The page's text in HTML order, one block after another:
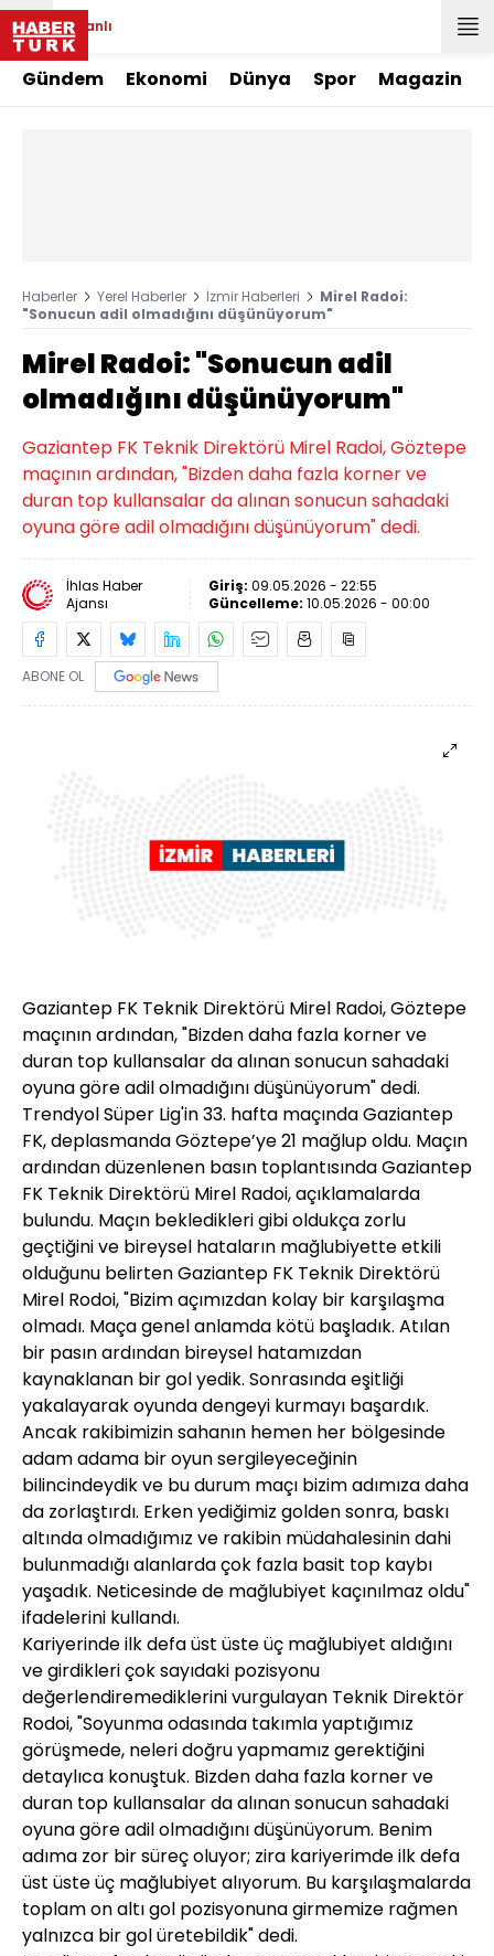
Canlı
Gündem Ekonomi Dünya Spor Magazin
Haberler Yerel Haberler İzmir Haberleri
Mirel Radoi:
"Sonucun adil olmadığını düşünüyorum"
Mirel Radoi: "Sonucun adil
olmadığını düşünüyorum"
Gaziantep FK Teknik Direktörü Mirel Radoi, Göztepe
maçının ardından, "Bizden daha fazla korner ve
duran top kullansalar da alınan sonucun sahadaki
oyuna göre adil olmadığını düşünüyorum" dedi.
İhlas Haber
Ajansı
Giriş: 09.05.2026 - 22:55
Güncelleme: 10.05.2026 - 00:00
ABONE OL
Gaziantep FK Teknik Direktörü Mirel Radoi, Göztepe
maçının ardından, "Bizden daha fazla korner ve
duran top kullansalar da alınan sonucun sahadaki
oyuna göre adil olmadığını düşünüyorum" dedi.
Trendyol Süper Lig'in 33. hafta maçında Gaziantep
FK, deplasmanda Göztepe’ye 21 mağlup oldu. Maçın
ardından düzenlenen basın toplantısında Gaziantep
FK Teknik Direktörü Mirel Radoi, açıklamalarda
bulundu. Maçın bekledikleri gibi oldukça zorlu
geçtiğini ve bireysel hataların mağlubiyette etkili
olduğunu belirten Gaziantep FK Teknik Direktörü
Mirel Rodoi, "Bizim açımızdan kolay bir karşılaşma
olmadı. Maça genel anlamda kötü başladık. Atılan
bir pasın ardından bireysel hatamızdan
kaynaklanan bir gol yedik. Sonrasında eşitliği
yakalayarak oyunda dengeyi kurmayı başardık.
Ancak rakibimizin sahanın hemen her bölgesinde
adam adama bir oyun sergileyeceğinin
bilincindeydik ve bu durum maçı bizim adımıza daha
da zorlaştırdı. Erken yediğimiz golden sonra, baskı
altında olmadığımız ve rakibin müdahalesinin dahi
bulunmadığı alanlarda çok fazla basit top kaybı
yaşadık. Neticesinde de mağlubiyet kaçınılmaz oldu"
ifadelerini kullandı.
Kariyerinde ilk defa üst üste üç mağlubiyet aldığını
ve girdikleri çok sayıdaki pozisyonu
değerlendiremediklerini vurgulayan Teknik Direktör
Rodoi, "Soyunma odasında takımla yaptığımız
görüşmede, neleri doğru yapmamız gerektiğini
detaylıca konuştuk. Bizden daha fazla korner ve
duran top kullansalar da alınan sonucun sahadaki
oyuna göre adil olmadığını düşünüyorum. Benim
adıma zor bir süreç oluyor; zira kariyerimde ilk defa
üst üste üç mağlubiyet alıyorum. Bu karşılaşmalarda
toplam on altı gol pozisyonuna girmemize rağmen
yalnızca bir gol üretebildik" dedi.